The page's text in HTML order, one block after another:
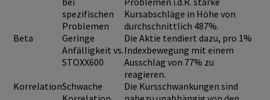
spezifischen
Problemen
Kursabschläge in Höhe von
durchschnittlich 487%.
Beta
Geringe
Anfälligkeit vs.
STOXX600
Die Aktie tendiert dazu, pro 1%
Indexbewegung mit einem
Ausschlag von 77% zu
reagieren.
KorrelationSchwache
Die Kursschwankungen sind